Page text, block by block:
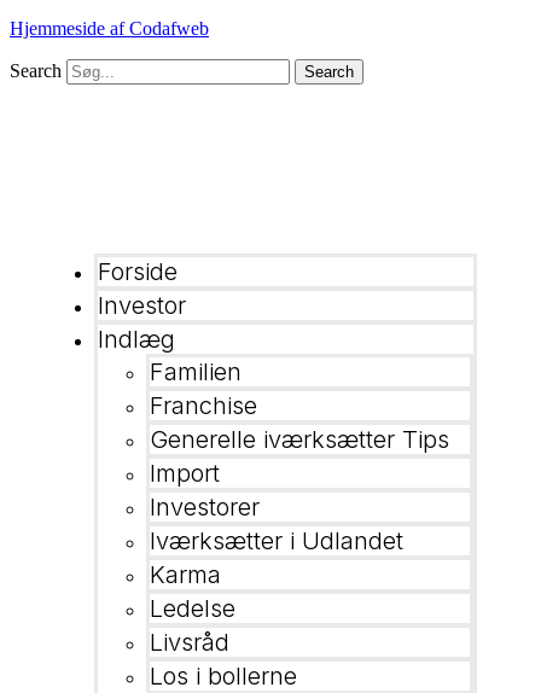
Hjemmeside af Codafweb
Search Search
Forside
Investor
Indlæg
Familien
Franchise
Generelle iværksætter Tips
Import
Investorer
Iværksætter i Udlandet
Karma
Ledelse
Livsråd
Los i bollerne